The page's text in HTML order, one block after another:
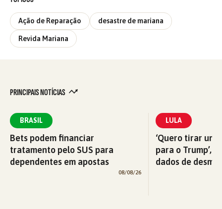
Ação de Reparação desastre de mariana
Revida Mariana
PRINCIPAIS NOTÍCIAS
BRASIL
Bets podem financiar
tratamento pelo SUS para
dependentes em apostas
08/08/26
LULA
‘Quero tirar
para o Trump’,
dados de